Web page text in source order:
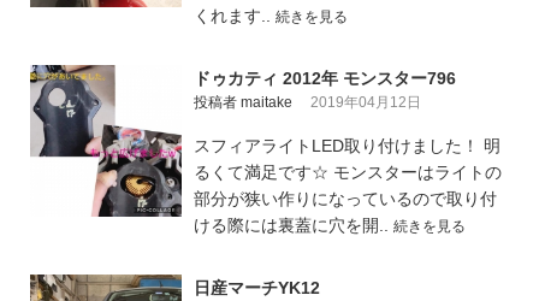
くれます.. 続きを見る
ドゥカティ 2012年 モンスター796
投稿者 maitake 2019年04月12日
スフィアライトLED取り付けました！ 明
るくて満足です☆ モンスターはライトの
部分が狭い作りになっているので取り付
ける際には裏蓋に穴を開.. 続きを見る
日産マーチYK12